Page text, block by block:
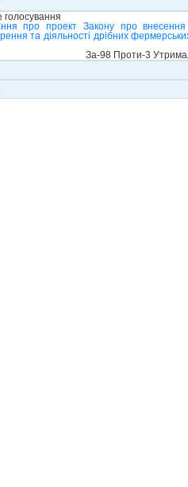
голосування
про проект Закону про
та діяльності дрібних
За-98 Проти-3